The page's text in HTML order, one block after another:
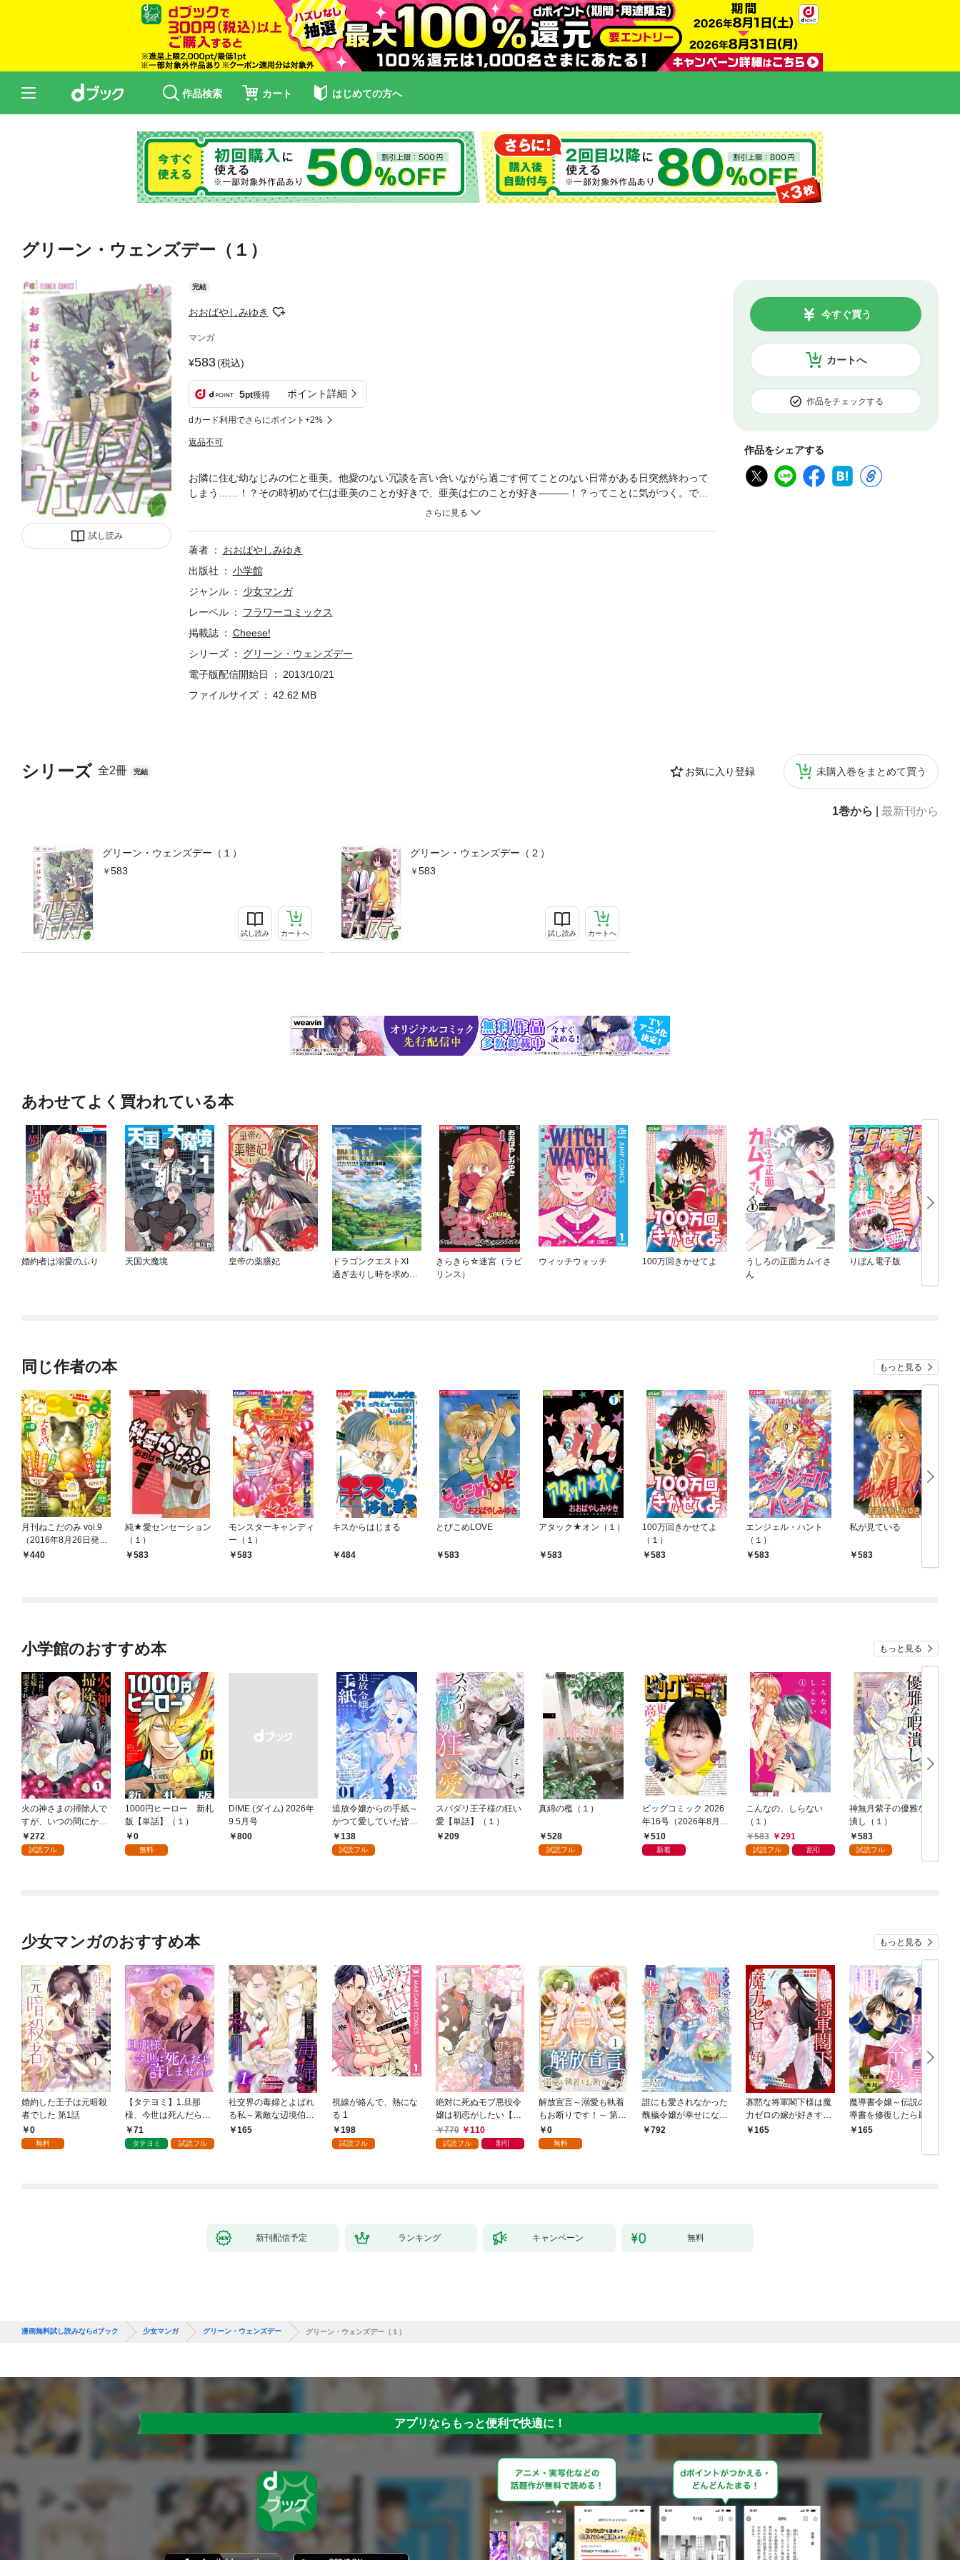
作品検索 カート はじめての方へ
グリーン・ウェンズデー（１）
試し読み
完結
おおばやしみゆき
マンガ
583(税込)
5pt獲得 ポイント詳細
dカード利用でさらにポイント+2%
返品不可
カートへ
今すぐ買う
作品をチェックする
作品をシェアする
シリーズ 全2冊 完結 お気に入り登録 未購入巻をまとめて買う
1巻から 最新刊から
グリーン・ウェンズデー（１）
583
試し読み カートへ
グリーン・ウェンズデー（２）
583
試し読み カートへ
お隣に住む幼なじみの仁と亜美。他愛のない冗談を言い合いながら過ごす何てことのない日常がある日突然終わって
しまう……！？その時初めて仁は亜美のことが好きで、亜美は仁のことが好き―――！？ってことに気がつく。で
も、今さら遅ぃぃぃい！どうしたらいいの？？？……そんな絶望的な状況の亜美に奇蹟が起きる！切なくもほのぼの
著者
おおばやしみゆき
出版社
小学館
ジャンル
少女マンガ
レーベル
フラワーコミックス
掲載誌
Cheese!
シリーズ
グリーン・ウェンズデー
電子版配信開始日
2013/10/21
ファイルサイズ
42.62 MB
あわせてよく買われている本
婚約者は溺愛のふり 天国大魔境 皇帝の薬膳妃
ドラゴンクエストXI
過ぎ去りし時を求め
きらきら☆迷宮（ラビ
リンス）
ウィッチウォッチ 100万回きかせてよ
うしろの正面カムイさ
ん
りぼん電子版
同じ作者の本 もっと見る
月刊ねこだのみ vol.9
（2016年8月26日発
売）440
純★愛センセーション
（１）
583
モンスターキャンディ
ー（１）
583
キスからはじまる
484
とびこめLOVE
583
アタック★オン（１）
583
100万回きかせてよ
（１）
583
エンジェル・ハント
（１）
583
私が見ている
583
小学館のおすすめ本 もっと見る
火の神さまの掃除人で
すが、いつの間にか花
嫁として溺愛されてい
ます【単話】（１）
272
試読フル
1000円ヒーロー 新札
版【単話】（１）
0
無料
DIME (ダイム) 2026年
9.5月号
￥800
追放令嬢からの手紙～
かつて愛していた皆さ
まへ 私のことなどお忘
れですか？～【単話】
138
試読フル
スパダリ王子様の狂い
愛【単話】（１）
209
真綿の檻（１）
528
試読フル
ビッグコミック 2026
年16号（2026年8月7
日発売）
510
新着
こんなの、しらない
（１）
583
291
試読フル 割引
神無月紫子の優雅な暇
潰し（１）
583
試読フル
少女マンガのおすすめ本 もっと見る
婚約した王子は元暗殺
者でした 第1話
0
無料
【タテヨミ】1.旦那
様、今世は死んだら許
しません
71
タテヨミ 試読フル
社交界の毒婦とよばれ
る私～素敵な辺境伯令
息に腕を折られたの
165
視線が絡んで、熱にな
る 1
198
試読フル
絶対に死ぬモブ悪役令
嬢は初恋がしたい【単
行本版】 1巻
770 110
試読フル 割引
解放宣言～溺愛も執着
もお断りです！～ 第1
話0
無料
誰にも愛されなかった
醜穢令嬢が幸せになる
まで 1
792
寡黙な将軍閣下様は魔
力ゼロの嫁が好きすぎ
る～なぜか旦那様の心
165
魔導書令嬢～伝説の魔
導書を修復したら最強
の精霊が味方になりま
下がなぜかいつもそば
165
新刊配信予定 ランキング キャンペーン 無料
漫画無料試し読みならdブック 少女マンガ グリーン・ウェンズデー グリーン・ウェンズデー（１）
アプリならもっと便利で快適に！